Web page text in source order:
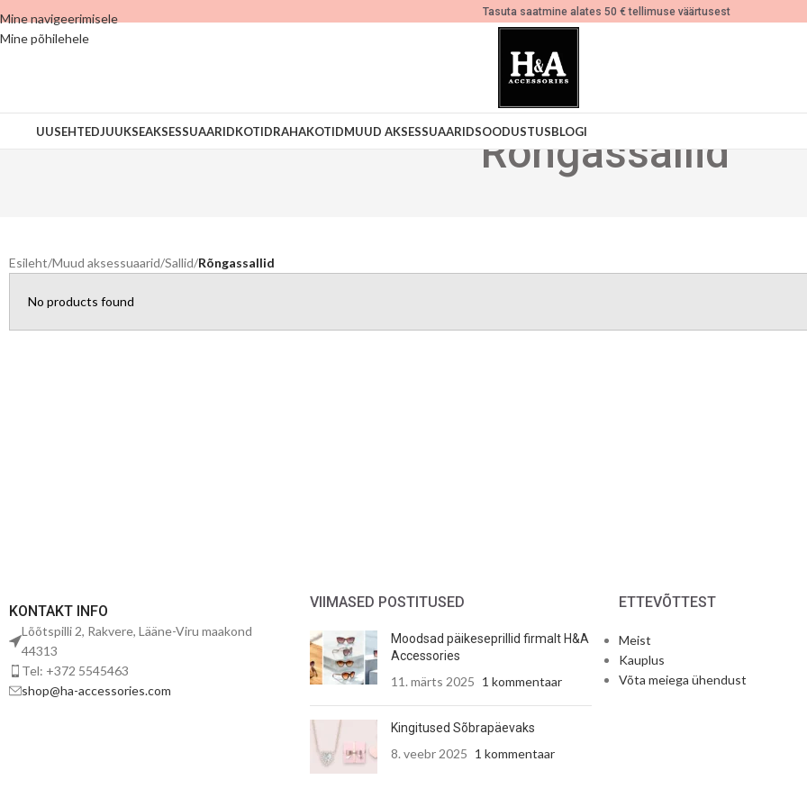
Mine navigeerimisele
Mine põhilehele
Tasuta saatmine alates 50 € tellimuse väärtusest
UUSEHTEDJUUKSEAKSESSUAARIDKOTIDRAHAKOTIDMUUD AKSESSUAARIDSOODUSTUSBLOGI
Rõngassallid
Esileht/Muud aksessuaarid/Sallid/Rõngassallid
No products found
KONTAKT INFO
Lõõtspilli 2, Rakvere, Lääne-Viru maakond
44313
Tel: +372 5545463
shop@ha-accessories.com
VIIMASED POSTITUSED
Moodsad päikeseprillid firmalt H&A
Accessories
11. märts 2025 1 kommentaar
Kingitused Sõbrapäevaks
8. veebr 2025 1 kommentaar
ETTEVÕTTEST
Meist
Kauplus
Võta meiega ühendust